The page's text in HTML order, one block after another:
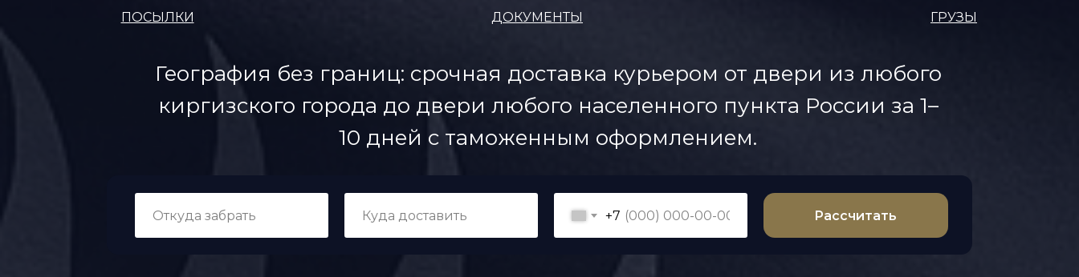
ГРУЗЫ
ДОКУМЕНТЫ
ПОСЫЛКИ
+7 Рассчитать
География без границ: срочная доставка курьером от двери из любого
киргизского города до двери любого населенного пункта России за 1–
10 дней с таможенным оформлением.